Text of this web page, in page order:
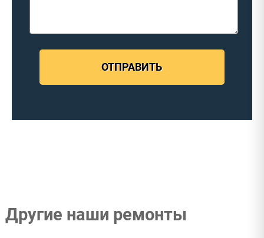
ОТПРАВИТЬ
Другие наши ремонты